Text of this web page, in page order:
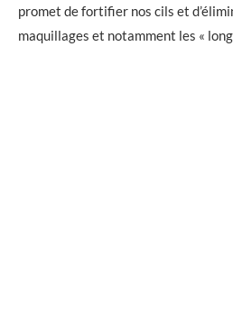
promet de fortifier nos cils et
maquillages et notamment les «